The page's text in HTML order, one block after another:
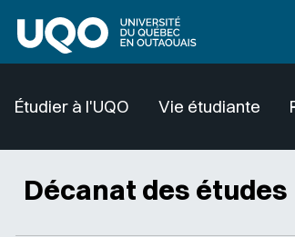
Étudier à l'UQO Vie étudiante
Décanat des études